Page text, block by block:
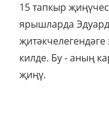
15 тапкыр
ярышларда
килде. Бу - аның
җиңү.